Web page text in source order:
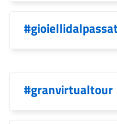
#granvirtualtour